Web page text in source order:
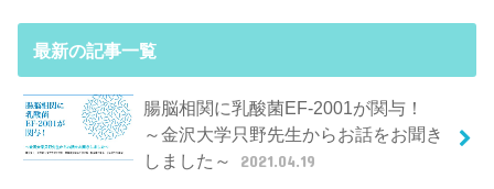
最新の記事一覧
腸脳相関に乳酸菌EF-2001が関与！
～金沢大学只野先生からお話をお聞き
しました～
2021.04.19